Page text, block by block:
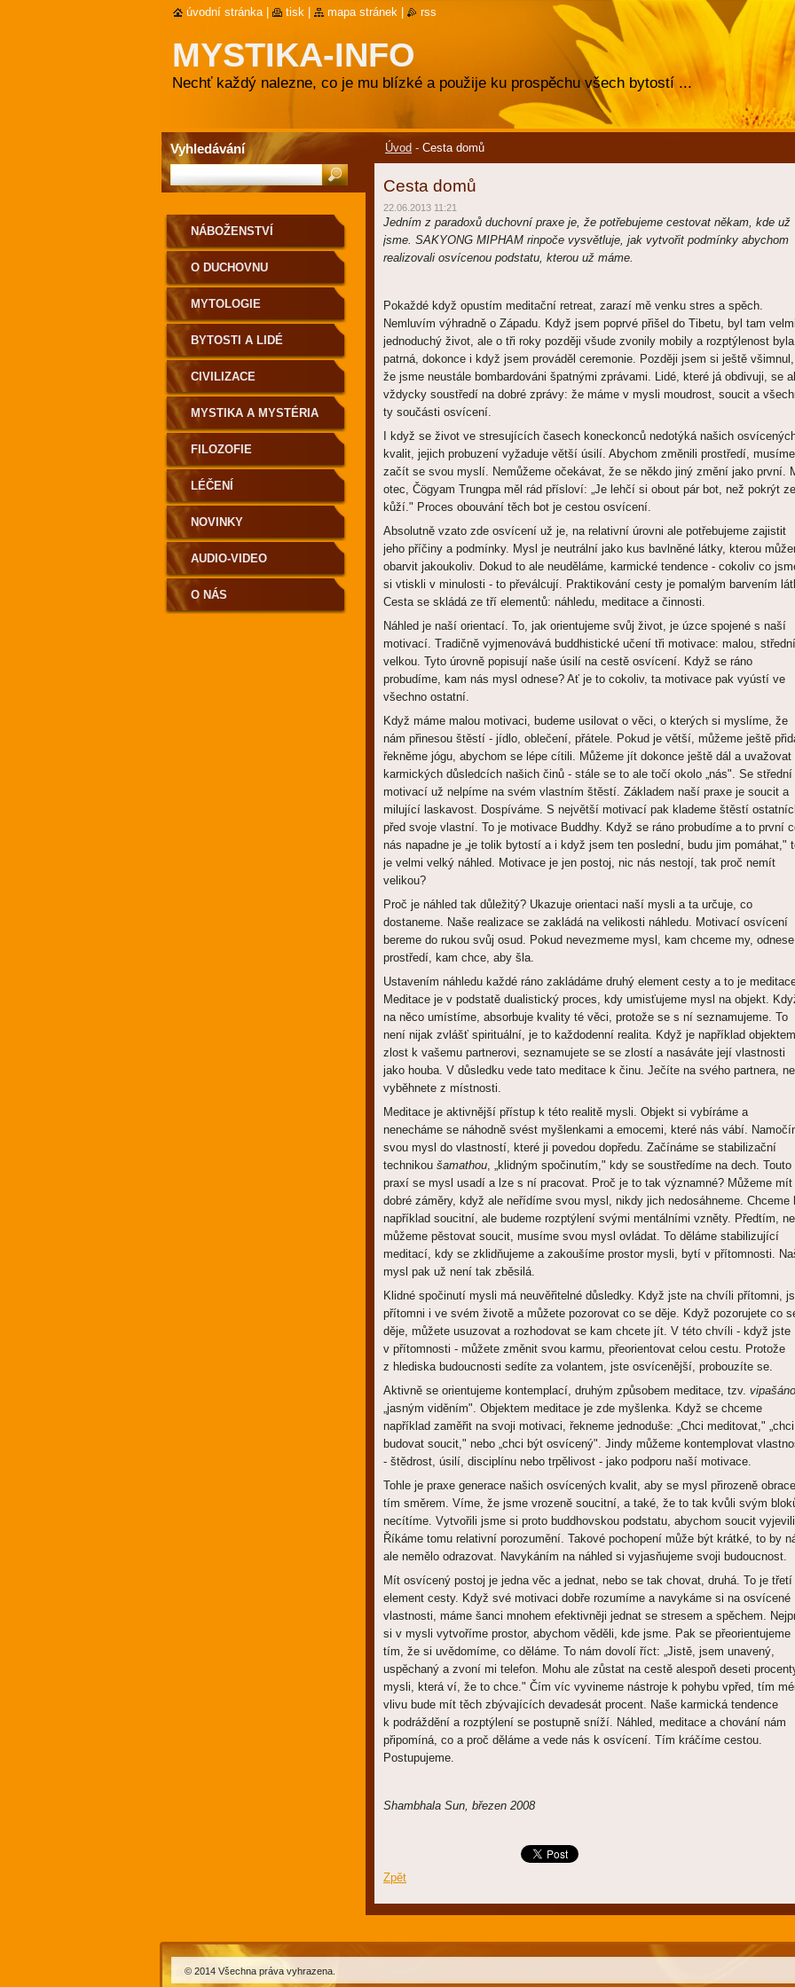
MYSTIKA-INFO
Nechť každý nalezne, co je mu blízké a použije ku prospěchu všech bytostí ...
Úvod - Cesta domů
Cesta domů
22.06.2013 11:21
Jedním z paradoxů duchovní praxe je, že potřebujeme cestovat někam, kde už
jsme. SAKYONG MIPHAM rinpoče vysvětluje, jak vytvořit podmínky abychom
realizovali osvícenou podstatu, kterou už máme.
Pokaždé když opustím meditační retreat, zarazí mě venku stres a spěch.
Nemluvím výhradně o Západu. Když jsem poprvé přišel do Tibetu, byl tam velmi
jednoduchý život, ale o tři roky později všude zvonily mobily a rozptýlenost byla
patrná, dokonce i když jsem prováděl ceremonie. Později jsem si ještě všimnul,
že jsme neustále bombardováni špatnými zprávami. Lidé, které já obdivuji, se
vždycky soustředí na dobré zprávy: že máme v mysli moudrost, soucit a
ty součásti osvícení.
I když se život ve stresujících časech koneckonců nedotýká našich
kvalit, jejich probuzení vyžaduje větší úsilí. Abychom změnili prostředí, musíme
začít se svou myslí. Nemůžeme očekávat, že se někdo jiný změní jako první.
otec, Čögyam Trungpa měl rád přísloví: „Je lehčí si obout pár bot, než pokrýt
kůží." Proces obouvání těch bot je cestou osvícení.
Absolutně vzato zde osvícení už je, na relativní úrovni ale potřebujeme zajistit
jeho příčiny a podmínky. Mysl je neutrální jako kus bavlněné látky, kterou
obarvit jakoukoliv. Dokud to ale neuděláme, karmické tendence - cokoliv co
si vtiskli v minulosti - to převálcují. Praktikování cesty je pomalým barvením
Cesta se skládá ze tří elementů: náhledu, meditace a činnosti.
Náhled je naší orientací. To, jak orientujeme svůj život, je úzce spojené s naší
motivací. Tradičně vyjmenovává buddhistické učení tři motivace: malou,
velkou. Tyto úrovně popisují naše úsilí na cestě osvícení. Když se ráno
probudíme, kam nás mysl odnese? Ať je to cokoliv, ta motivace pak vyústí ve
všechno ostatní.
Když máme malou motivaci, budeme usilovat o věci, o kterých si myslíme, že
nám přinesou štěstí - jídlo, oblečení, přátele. Pokud je větší, můžeme ještě
řekněme jógu, abychom se lépe cítili. Můžeme jít dokonce ještě dál a uvažovat
karmických důsledcích našich činů - stále se to ale točí okolo „nás". Se střední
motivací už nelpíme na svém vlastním štěstí. Základem naší praxe je soucit a
milující laskavost. Dospíváme. S největší motivací pak klademe štěstí
před svoje vlastní. To je motivace Buddhy. Když se ráno probudíme a to první
nás napadne je „je tolik bytostí a i když jsem ten poslední, budu jim pomáhat,"
je velmi velký náhled. Motivace je jen postoj, nic nás nestojí, tak proč nemít
velikou?
Proč je náhled tak důležitý? Ukazuje orientaci naší mysli a ta určuje, co
dostaneme. Naše realizace se zakládá na velikosti náhledu. Motivací osvícení
bereme do rukou svůj osud. Pokud nevezmeme mysl, kam chceme my,
prostředí, kam chce, aby šla.
Ustavením náhledu každé ráno zakládáme druhý element cesty a to je
Meditace je v podstatě dualistický proces, kdy umisťujeme mysl na objekt.
na něco umístíme, absorbuje kvality té věci, protože se s ní seznamujeme. To
není nijak zvlášť spirituální, je to každodenní realita. Když je například objektem
zlost k vašemu partnerovi, seznamujete se se zlostí a nasáváte její vlastnosti
jako houba. V důsledku vede tato meditace k činu. Ječíte na svého partnera,
vyběhnete z místnosti.
Meditace je aktivnější přístup k této realitě mysli. Objekt si vybíráme a
nenecháme se náhodně svést myšlenkami a emocemi, které nás vábí.
svou mysl do vlastností, které ji povedou dopředu. Začínáme se stabilizační
technikou šamathou, „klidným spočinutím," kdy se soustředíme na dech. Touto
praxí se mysl usadí a lze s ní pracovat. Proč je to tak významné? Můžeme mít
dobré záměry, když ale neřídíme svou mysl, nikdy jich nedosáhneme. Chceme
například soucitní, ale budeme rozptýlení svými mentálními vzněty. Předtím,
můžeme pěstovat soucit, musíme svou mysl ovládat. To děláme stabilizující
meditací, kdy se zklidňujeme a zakoušíme prostor mysli, bytí v přítomnosti.
mysl pak už není tak zběsilá.
Klidné spočinutí mysli má neuvěřitelné důsledky. Když jste na chvíli přítomni,
přítomni i ve svém životě a můžete pozorovat co se děje. Když pozorujete co
děje, můžete usuzovat a rozhodovat se kam chcete jít. V této chvíli - když jste
v přítomnosti - můžete změnit svou karmu, přeorientovat celou cestu. Protože
z hlediska budoucnosti sedíte za volantem, jste osvícenější, probouzíte se.
Aktivně se orientujeme kontemplací, druhým způsobem meditace, tzv.
„jasným viděním". Objektem meditace je zde myšlenka. Když se chceme
například zaměřit na svoji motivaci, řekneme jednoduše: „Chci meditovat," „chci
budovat soucit," nebo „chci být osvícený". Jindy můžeme kontemplovat
- štědrost, úsilí, disciplínu nebo trpělivost - jako podporu naší motivace.
Tohle je praxe generace našich osvícených kvalit, aby se mysl přirozeně
tím směrem. Víme, že jsme vrozeně soucitní, a také, že to tak kvůli svým
necítíme. Vytvořili jsme si proto buddhovskou podstatu, abychom soucit
Říkáme tomu relativní porozumění. Takové pochopení může být krátké, to by
ale nemělo odrazovat. Navykáním na náhled si vyjasňujeme svoji budoucnost.
Mít osvícený postoj je jedna věc a jednat, nebo se tak chovat, druhá. To je třetí
element cesty. Když své motivaci dobře rozumíme a navykáme si na osvícené
vlastnosti, máme šanci mnohem efektivněji jednat se stresem a spěchem.
si v mysli vytvoříme prostor, abychom věděli, kde jsme. Pak se přeorientujeme
tím, že si uvědomíme, co děláme. To nám dovolí říct: „Jistě, jsem unavený,
uspěchaný a zvoní mi telefon. Mohu ale zůstat na cestě alespoň deseti
mysli, která ví, že to chce." Čím víc vyvineme nástroje k pohybu vpřed, tím
vlivu bude mít těch zbývajících devadesát procent. Naše karmická tendence
k podráždění a rozptýlení se postupně sníží. Náhled, meditace a chování nám
připomíná, co a proč děláme a vede nás k osvícení. Tím kráčíme cestou.
Postupujeme.
Shambhala Sun, březen 2008
Zpět
NÁBOŽENSTVÍ
O DUCHOVNU
MYTOLOGIE
BYTOSTI A LIDÉ
CIVILIZACE
MYSTIKA A MYSTÉRIA
FILOZOFIE
LÉČENÍ
NOVINKY
AUDIO-VIDEO
O NÁS
Vyhledávání
úvodní stránka tisk mapa stránek rss
© 2014 Všechna práva vyhrazena.